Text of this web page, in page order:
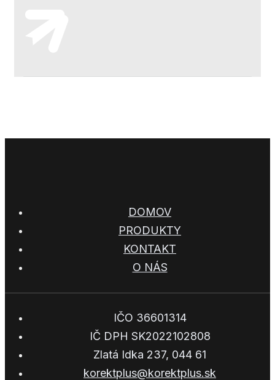
DOMOV
PRODUKTY
KONTAKT
O NÁS
IČO 36601314
IČ DPH SK2022102808
Zlatá Idka 237, 044 61
korektplus@korektplus.sk